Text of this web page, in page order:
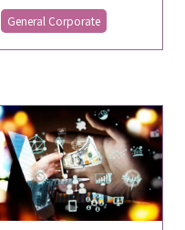
General Corporate